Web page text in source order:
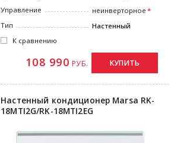
Управление
неинверторное
Тип
Настенный
К сравнению
108 990 РУБ. КУПИТЬ
Настенный кондиционер Marsa RK-
18MTI2G/RK-18MTI2EG